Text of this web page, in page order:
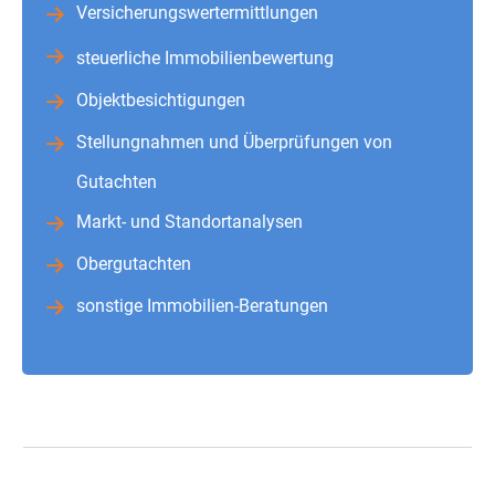
Versicherungswertermittlungen
steuerliche Immobilienbewertung
Objektbesichtigungen
Stellungnahmen und Überprüfungen von
Gutachten
Markt- und Standortanalysen
Obergutachten
sonstige Immobilien-Beratungen